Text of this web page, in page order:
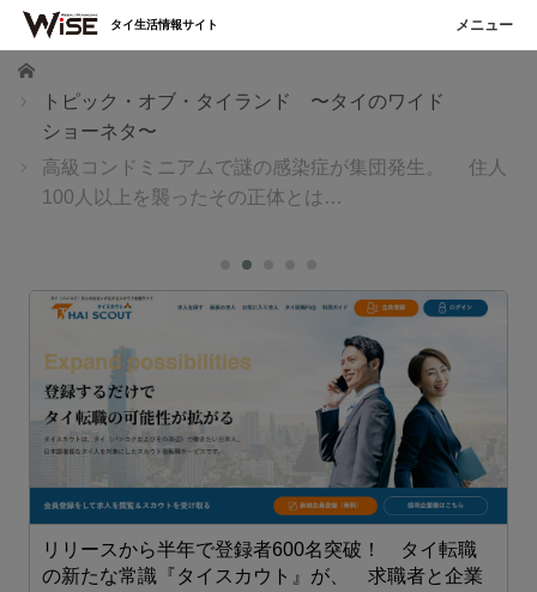
ホーム
トピック・オブ・タイランド 〜タイのワイド
ショーネタ〜
高級コンドミニアムで謎の感染症が集団発生。 住人
100人以上を襲ったその正体とは…
リリースから半年で登録者600名突破！ タイ転職
の新たな常識『タイスカウト』が、 求職者と企業
タイ生活情報サイト